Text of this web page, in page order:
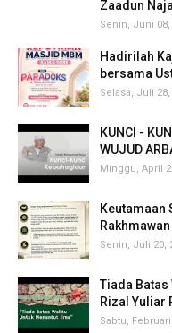
Zaadun
Senin, Juni 08,
Hadirilah
bersama
Selasa, Juli 28,
KUNCI -
WUJUD
Minggu, April
Keutamaan
Senin, Juli 20,
Tiada Batas
Rizal Yuliar
Sabtu,